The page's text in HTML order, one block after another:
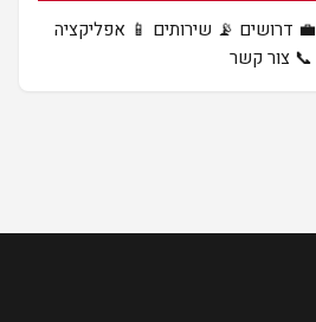
💼 דרושים 📡 שירותים 📱 אפליקציה
📞 צור קשר